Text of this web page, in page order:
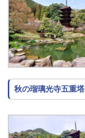
秋の瑠璃光寺五重塔